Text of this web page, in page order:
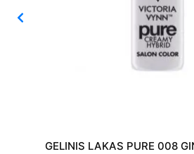
GELINIS LAKAS PURE 008